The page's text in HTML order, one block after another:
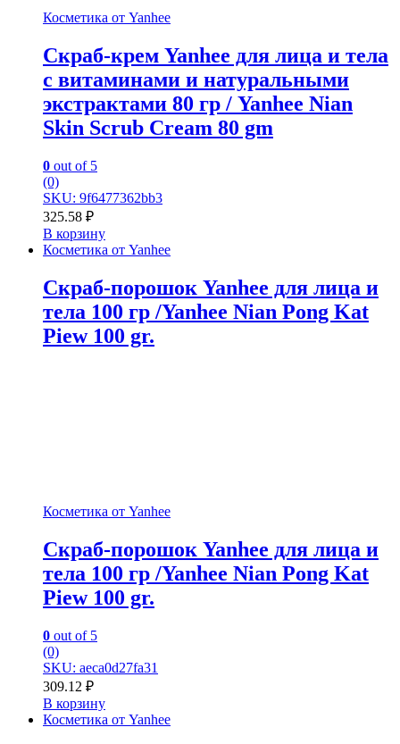
Косметика от Yanhee
Скраб-крем Yanhee для лица и тела
с витаминами и натуральными
экстрактами 80 гр / Yanhee Nian
Skin Scrub Cream 80 gm
0 out of 5
(0)
SKU: 9f6477362bb3
325.58 ₽
В корзину
Косметика от Yanhee
Скраб-порошок Yanhee для лица и
тела 100 гр /Yanhee Nian Pong Kat
Piew 100 gr.
Косметика от Yanhee
Скраб-порошок Yanhee для лица и
тела 100 гр /Yanhee Nian Pong Kat
Piew 100 gr.
0 out of 5
(0)
SKU: aeca0d27fa31
309.12 ₽
В корзину
Косметика от Yanhee